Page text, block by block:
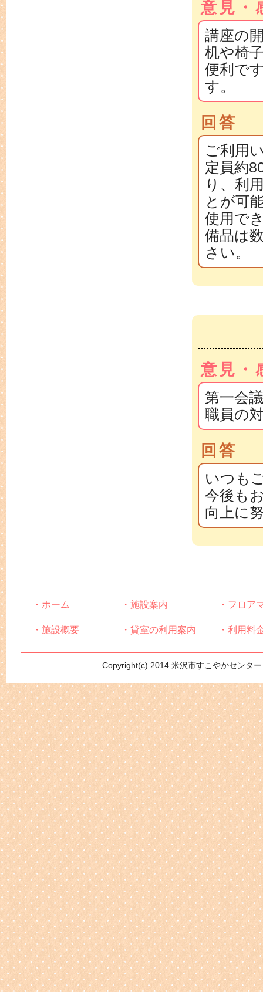
意見・
講座の
机や椅
便利で
す。
回答
ご利用
定員約
り、利
とが可
使用で
備品は
さい。
意見・
第一会
職員の
回答
いつも
今後も
向上に
・ホーム
・施設概要
・施設案内
・貸室の利用案内
・フロア
・利用料
Copyright(c) 2014 米沢市すこやかセンタ